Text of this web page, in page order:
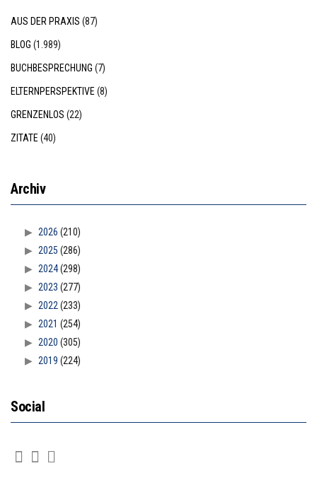
AUS DER PRAXIS (87)
BLOG (1.989)
BUCHBESPRECHUNG (7)
ELTERNPERSPEKTIVE(8)
GRENZENLOS (22)
ZITATE(40)
Archiv
2026 (210)
2025 (286)
2024(298)
2023 (277)
2022(233)
2021 (254)
2020 (305)
2019 (224)
Social